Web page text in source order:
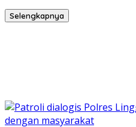
Selengkapnya